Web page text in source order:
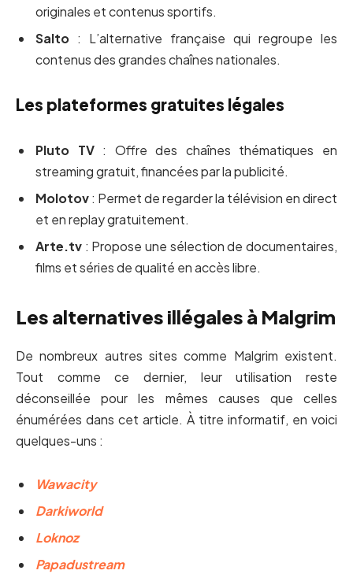
originales et contenus sportifs.
Salto : L’alternative française qui regroupe les
contenus des grandes chaînes nationales.
Les plateformes gratuites légales
Pluto TV: Offre des chaînes thématiques en
streaming gratuit, financées par la publicité.
Molotov: Permet de regarder la télévision en direct
et en replay gratuitement.
Arte.tv : Propose une sélection de documentaires,
films et séries de qualité en accès libre.
Les alternatives illégales à Malgrim
De nombreux autres sites comme Malgrim existent.
Tout comme ce dernier, leur utilisation reste
déconseillée pour les mêmes causes que celles
énumérées dans cet article. À titre informatif, en voici
quelques-uns :
Wawacity
Darkiworld
Loknoz
Papadustream